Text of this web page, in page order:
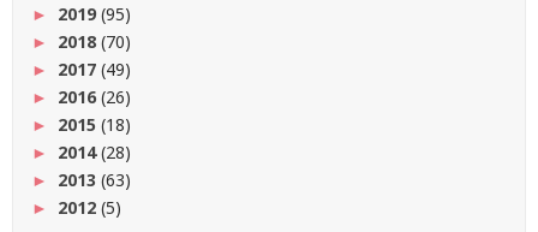
► 2019(95)
► 2018 (70)
► 2017 (49)
► 2016(26)
► 2015 (18)
► 2014(28)
► 2013 (63)
► 2012 (5)